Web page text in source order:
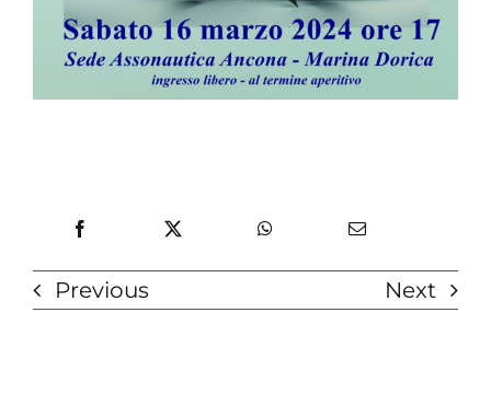
Previous Next